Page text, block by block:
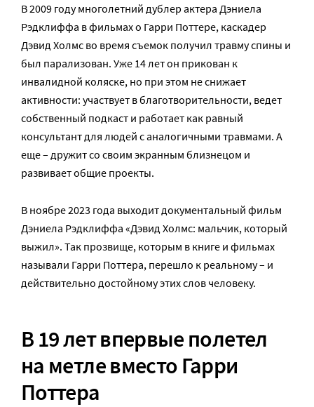
В 2009 году многолетний дублер актера Дэниела
Рэдклиффа в фильмах о Гарри Поттере, каскадер
Дэвид Холмс во время съемок получил травму спины и
был парализован. Уже 14 лет он прикован к
инвалидной коляске, но при этом не снижает
активности: участвует в благотворительности, ведет
собственный подкаст и работает как равный
консультант для людей с аналогичными травмами. А
еще – дружит со своим экранным близнецом и
развивает общие проекты.
В ноябре 2023 года выходит документальный фильм
Дэниела Рэдклиффа «Дэвид Холмс: мальчик, который
выжил». Так прозвище, которым в книге и фильмах
называли Гарри Поттера, перешло к реальному – и
действительно достойному этих слов человеку.
В 19 лет впервые полетел
на метле вместо Гарри
Поттера